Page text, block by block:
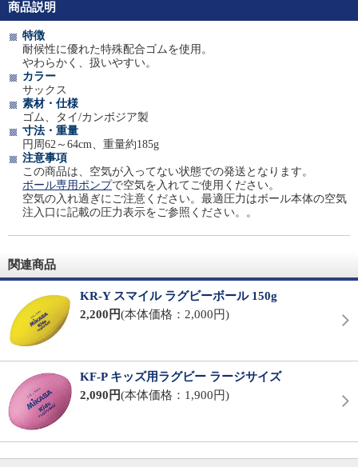
商品説明
特徴
耐候性に優れた特殊配合ゴムを使用。
やわらかく、扱いやすい。
カラー
サックス
素材・仕様
ゴム、タイ/カンボジア製
寸法・重量
円周62～64cm、重量約185g
注意事項
この商品は、空気が入ってない状態での発送となります。
ボール専用ポンプで空気を入れてご使用ください。
空気の入れ過ぎにご注意ください。最適圧力はボール本体の空気
注入口に記載の圧力表示をご参照ください。。
関連商品
KR-Y スマイル ラグビーボール 150g
2,200円(本体価格：2,000円)
KF-P キッズ用ラグビー ラージサイズ
2,090円(本体価格：1,900円)